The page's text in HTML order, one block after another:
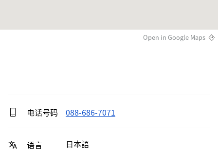
Open in Google Maps
电话号码 088-686-7071
语言 日本語